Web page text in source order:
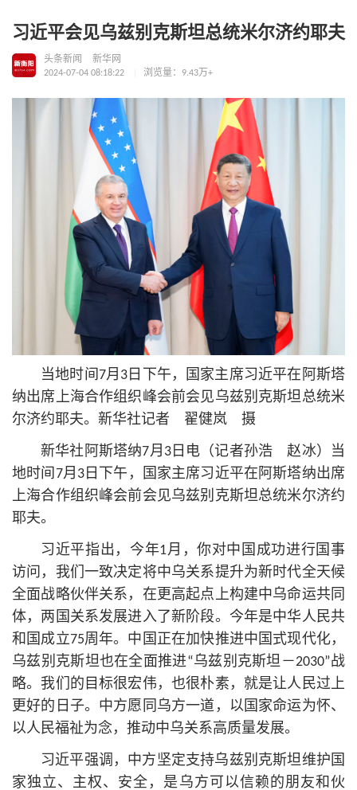
习近平会见乌兹别克斯坦总统米尔济约耶夫
头条新闻
新华网
2024-07-04 08:18:22
浏览量：9.43万+
当地时间7月3日下午，国家主席习近平在阿斯塔
纳出席上海合作组织峰会前会见乌兹别克斯坦总统米
尔济约耶夫。新华社记者 翟健岚 摄
新华社阿斯塔纳7月3日电（记者孙浩 赵冰）当
地时间7月3日下午，国家主席习近平在阿斯塔纳出席
上海合作组织峰会前会见乌兹别克斯坦总统米尔济约
耶夫。
习近平指出，今年1月，你对中国成功进行国事
访问，我们一致决定将中乌关系提升为新时代全天候
全面战略伙伴关系，在更高起点上构建中乌命运共同
体，两国关系发展进入了新阶段。今年是中华人民共
和国成立75周年。中国正在加快推进中国式现代化，
乌兹别克斯坦也在全面推进“乌兹别克斯坦－2030”战
略。我们的目标很宏伟，也很朴素，就是让人民过上
更好的日子。中方愿同乌方一道，以国家命运为怀、
以人民福祉为念，推动中乌关系高质量发展。
习近平强调，中方坚定支持乌兹别克斯坦维护国
家独立、主权、安全，是乌方可以信赖的朋友和伙